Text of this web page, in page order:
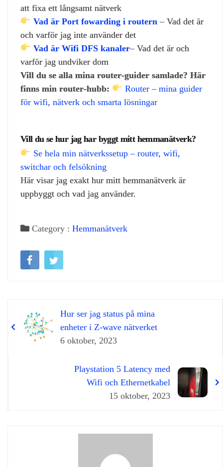
att fixa ett långsamt nätverk
Vad är Port fowarding i routern – Vad det är
och varför jag inte använder det
Vad är Wifi DFS kanaler– Vad det är och
varför jag undviker dom
Vill du se alla mina router‑guider samlade? Här
finns min router‑hubb:
Router – mina guider
för wifi, nätverk och smarta lösningar
Vill du se hur jag har byggt mitt hemmanätverk?
Se hela min nätverkssetup – router, wifi,
switchar och felsökning
Här visar jag exakt hur mitt hemmanätverk är
uppbyggt och vad jag använder.
Category : Hemmanätverk
Hur ser jag status på mina
enheter i Z-wave nätverket
6 oktober, 2023
Playstation 5 Latency med
Wifi och Ethernetkabel
15 oktober, 2023